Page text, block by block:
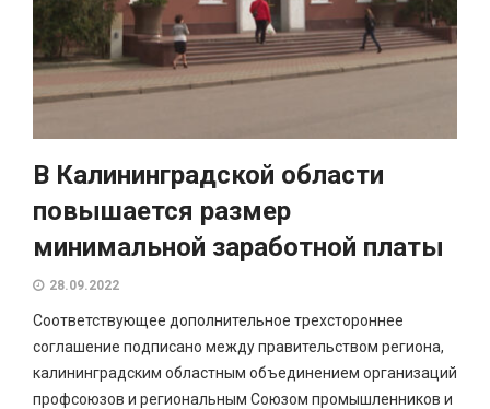
В Калининградской области
повышается размер
минимальной заработной платы
28.09.2022
Соответствующее дополнительное трехстороннее
соглашение подписано между правительством региона,
калининградским областным объединением организаций
профсоюзов и региональным Союзом промышленников и